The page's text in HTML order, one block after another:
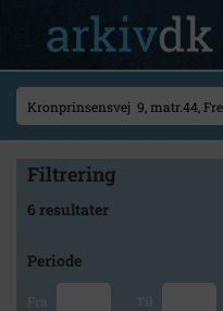
Filtrering
6 resultater
Periode
Fra Til